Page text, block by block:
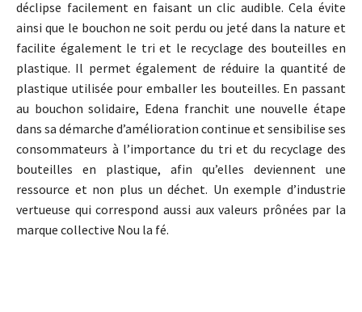
déclipse facilement en faisant un clic audible. Cela évite
ainsi que le bouchon ne soit perdu ou jeté dans la nature et
facilite également le tri et le recyclage des bouteilles en
plastique. Il permet également de réduire la quantité de
plastique utilisée pour emballer les bouteilles. En passant
au bouchon solidaire, Edena franchit une nouvelle étape
dans sa démarche d’amélioration continue et sensibilise ses
consommateurs à l’importance du tri et du recyclage des
bouteilles en plastique, afin qu’elles deviennent une
ressource et non plus un déchet. Un exemple d’industrie
vertueuse qui correspond aussi aux valeurs prônées par la
marque collective Nou la fé.